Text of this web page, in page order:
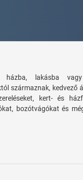
házba, lakásba
származnak, kedvező
kert- és
bozótvágókat és